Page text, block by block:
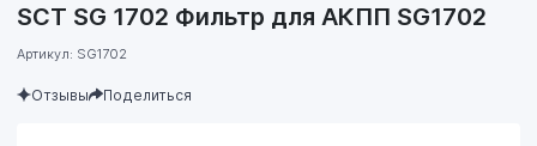
SCT SG 1702 Фильтр для АКПП SG1702
Артикул: SG1702
Отзывы Поделиться